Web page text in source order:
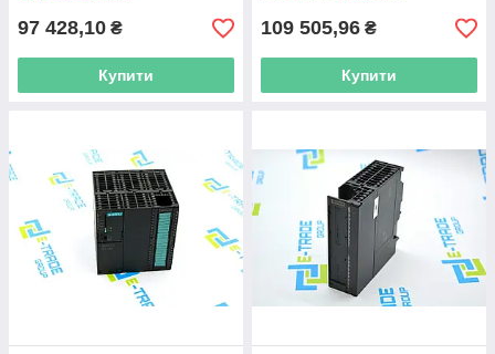
97 428,10 ₴
Купити
109 505,96 ₴
Купити